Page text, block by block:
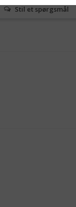
Stil et spørgsmål